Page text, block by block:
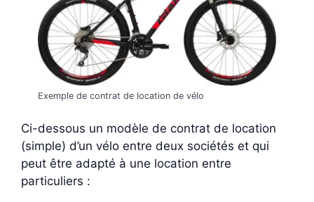
Exemple de contrat de location de vélo
Ci-dessous un modèle de contrat de location
(simple) d’un vélo entre deux sociétés et qui
peut être adapté à une location entre
particuliers :